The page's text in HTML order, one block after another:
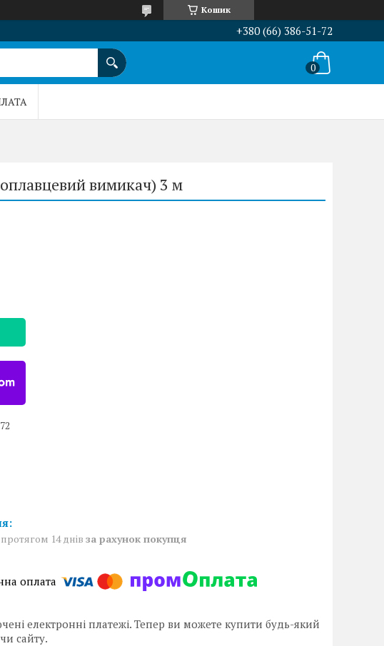
Кошик
+380 (66) 386-51-72
вимикач) 3 м
14 днів за рахунок покупця
електронні платежі. Тепер ви можете купити будь-який
сайту.